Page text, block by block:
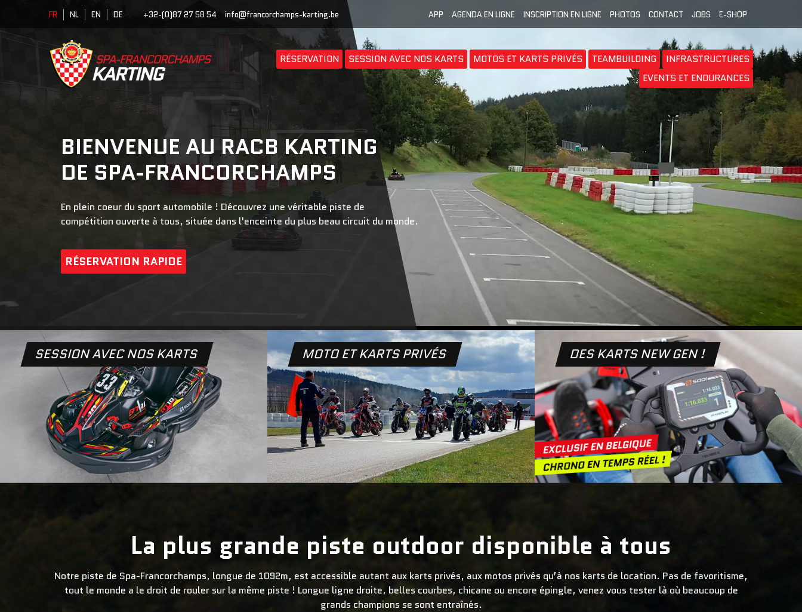
FR NL EN DE +32-(0)87 27 58 54 info@francorchamps-karting.be APP AGENDA EN LIGNE INSCRIPTION EN LIGNE PHOTOS CONTACT JOBS E-SHOP
RÉSERVATION SESSION AVEC NOS KARTS MOTOS ET KARTS PRIVÉS TEAMBUILDING
INFRASTRUCTURES
EVENTS ET ENDURANCES
BIENVENUE AU RACB KARTING
DE SPA-FRANCORCHAMPS
En plein coeur du sport automobile ! Découvrez une véritable piste de
compétition ouverte à tous, située dans l'enceinte du plus beau circuit du monde.
RÉSERVATION RAPIDE
SESSION AVEC NOS KARTS MOTO ET KARTS PRIVÉS DES KARTS NEW GEN !
La plus grande piste outdoor disponible à tous
Notre piste de Spa-Francorchamps, longue de 1092m, est accessible autant aux karts privés, aux motos privés qu’à nos karts de location. Pas de favoritisme,
tout le monde a le droit de rouler sur la même piste ! Longue ligne droite, belles courbes, chicane ou encore épingle, venez vous tester là où beaucoup de
grands champions se sont entraînés.